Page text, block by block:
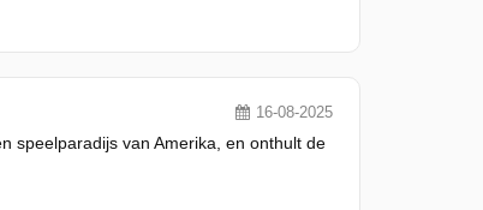
16-08-2025
speelparadijs van Amerika, en onthult de